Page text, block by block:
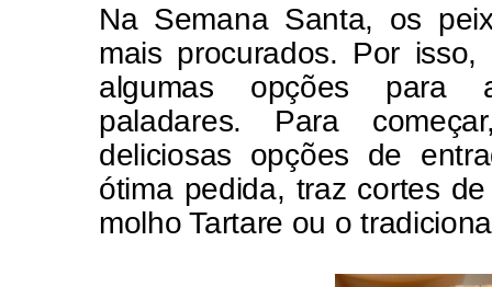
Na Semana Santa, os
mais procurados. Por
algumas opções para
paladares. Para
deliciosas opções de
ótima pedida, traz cortes
molho Tartare ou o